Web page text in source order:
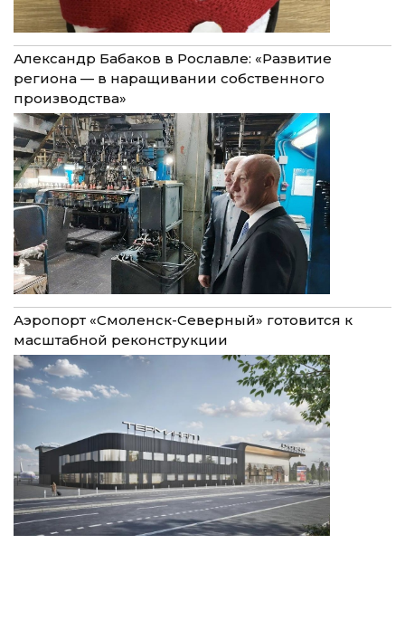
Александр Бабаков в Рославле: «Развитие
региона — в наращивании собственного
производства»
Аэропорт «Смоленск-Северный» готовится к
масштабной реконструкции